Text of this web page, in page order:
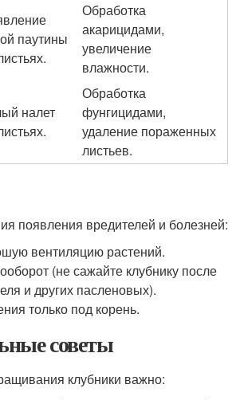
паутины
Обработка
акарицидами,
увеличение
влажности.
налет
Обработка
фунгицидами,
удаление пораженных
листьев.
появления вредителей и болезней:
вентиляцию растений.
(не сажайте клубнику после
и других пасленовых).
только под корень.
советы
клубники важно: